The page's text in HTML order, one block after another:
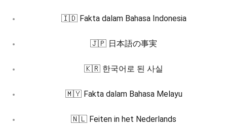
🇮🇩 Fakta dalam Bahasa Indonesia
🇯🇵 日本語の事実
🇰🇷 한국어로 된 사실
🇲🇾 Fakta dalam Bahasa Melayu
🇳🇱 Feiten in het Nederlands